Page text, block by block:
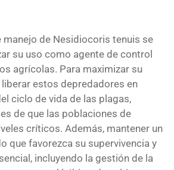
manejo de Nesidiocoris tenuis se
su uso como agente de control
agrícolas. Para maximizar su
estos depredadores en
ciclo de vida de las plagas,
de que las poblaciones de
críticos. Además, mantener un
que favorezca su supervivencia y
incluyendo la gestión de la